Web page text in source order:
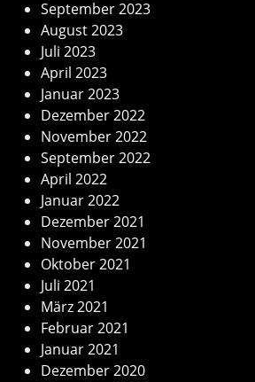
September 2023
August 2023
Juli 2023
April 2023
Januar 2023
Dezember 2022
November 2022
September 2022
April 2022
Januar 2022
Dezember 2021
November 2021
Oktober 2021
Juli 2021
März 2021
Februar 2021
Januar 2021
Dezember 2020